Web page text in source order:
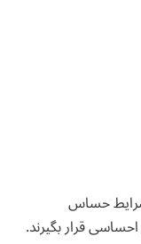
حساس
قرار بگیرند.